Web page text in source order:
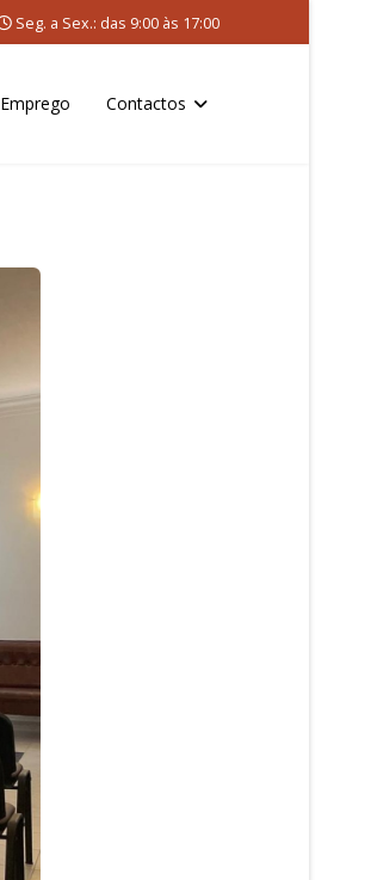
Seg. a Sex.: das 9:00 às 17:00
Emprego Contactos